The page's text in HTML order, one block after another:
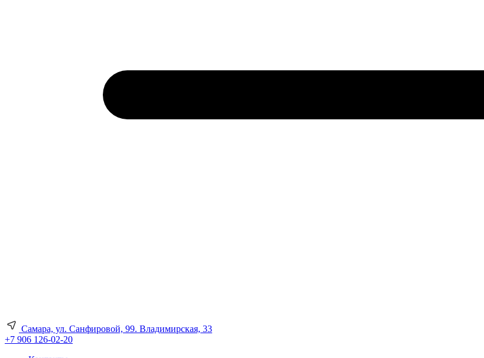
Самара, ул. Санфировой, 99. Владимирская, 33
+7 906 126-02-20